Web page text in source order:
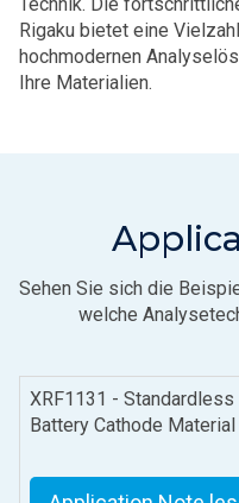
Rigaku bietet eine
hochmodernen
Ihre Materialien.
Sehen Sie sich die
welche
XRF1131 -
Battery Cathode